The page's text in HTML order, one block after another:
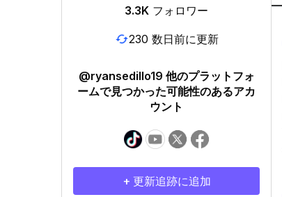
3.3K フォロワー
230 数日前に更新
@ryansedillo19 他のプラットフォ
ームで見つかった可能性のあるアカ
ウント
+ 更新追跡に追加